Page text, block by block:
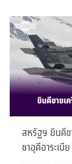
สหรัฐฯ ยินดีข
ซาอุดีอาระเบีย